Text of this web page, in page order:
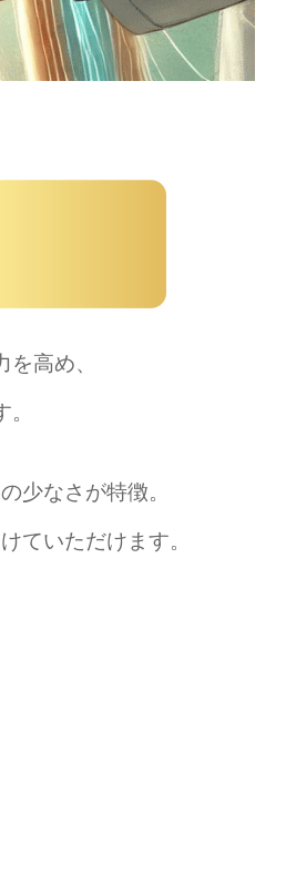
高め、
少なさが特徴。
ていただけます。